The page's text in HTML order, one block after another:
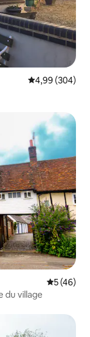
Note
4,99 (304)
Note
5 (46)
du village